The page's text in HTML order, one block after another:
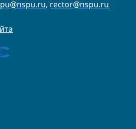
, rector@nspu.ru